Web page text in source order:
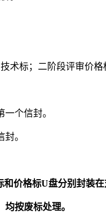
术标；二阶段评审价格
个信封。
。
和价格标U盘分别封装在
按废标处理。